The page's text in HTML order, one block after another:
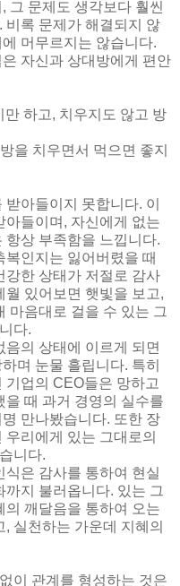
그 문제도 생각보다 훨씬
비록 문제가 해결되지 않
머무르지는 않습니다.
자신과 상대방에게 편안
하고, 치우지도 않고 방
을 치우면서 먹으면 좋지
아들이지 못합니다. 이
아들이며, 자신에게 없는
항상 부족함을 느낍니다.
인지는 잃어버렸을 때
강한 상태가 저절로 감사
있어보면 햇빛을 보고,
마음대로 걸을 수 있는 그
다.
의 상태에 이르게 되면
며 눈물 흘립니다. 특히
기업의 CEO들은 망하고
때 과거 경영의 실수를
만나봤습니다. 또한 장
리에게 있는 그대로의
니다.
은 감사를 통하여 현실
지 불러옵니다. 있는 그
깨달음을 통하여 오는
실천하는 가운데 지혜의
이 관계를 형성하는 것은